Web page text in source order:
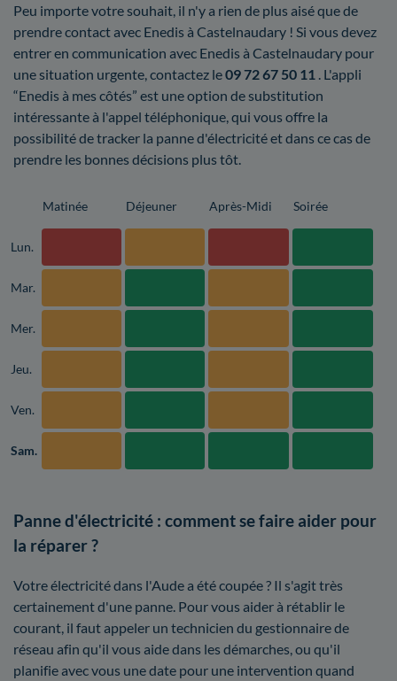
Peu importe votre souhait, il n'y a rien de plus aisé que de
prendre contact avec Enedis à Castelnaudary ! Si vous devez
entrer en communication avec Enedis à Castelnaudary pour
une situation urgente, contactez le09 72 67 50 11
. L'appli
“Enedis à mes côtés” est une option de substitution
intéressante à l'appel téléphonique, qui vous offre la
possibilité de tracker la panne d'électricité et dans ce cas de
prendre les bonnes décisions plus tôt.
Matinée Déjeuner Après-Midi Soirée
Lun.
Mar.
Mer.
Jeu.
Ven.
Sam.
Panne d'électricité : comment se faire aider pour
la réparer ?
Votre électricité dans l'Aude a été coupée ? Il s'agit très
certainement d'une panne. Pour vous aider à rétablir le
courant, il faut appeler un technicien du gestionnaire de
réseau afin qu'il vous aide dans les démarches, ou qu'il
planifie avec vous une date pour une intervention quand